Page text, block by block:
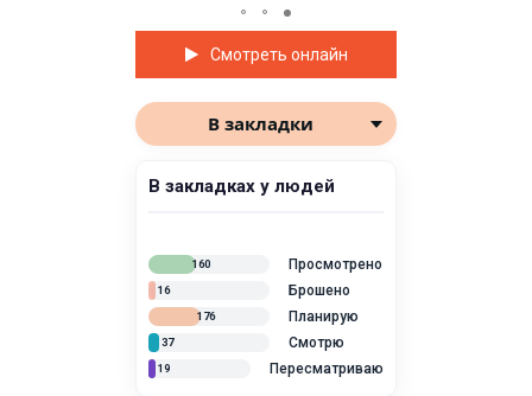
Смотреть онлайн
В закладки
В закладках у людей
Просмотрено
160
Брошено
16
Планирую
176
Смотрю
37
Пересматриваю
19